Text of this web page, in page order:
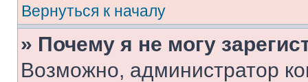
Вернуться к началу
» Почему я не могу
Возможно, администратор